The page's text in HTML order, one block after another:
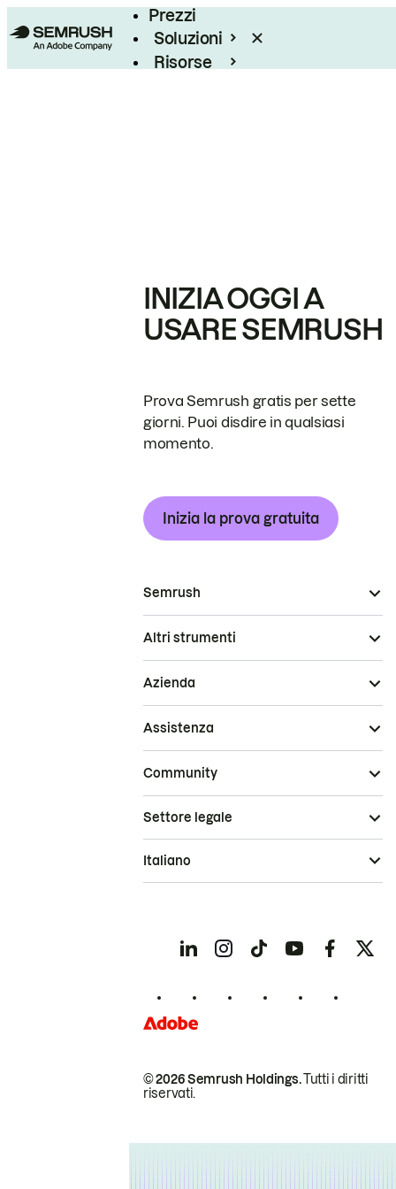
Prezzi
Soluzioni
Risorse
INIZIA OGGI A
USARE SEMRUSH
Prova Semrush gratis per sette
giorni. Puoi disdire in qualsiasi
momento.
Inizia la prova gratuita
Semrush
Altri strumenti
Azienda
Assistenza
Community
© 2026 Semrush Holdings.Tutti i diritti
riservati.
Settore legale
Italiano